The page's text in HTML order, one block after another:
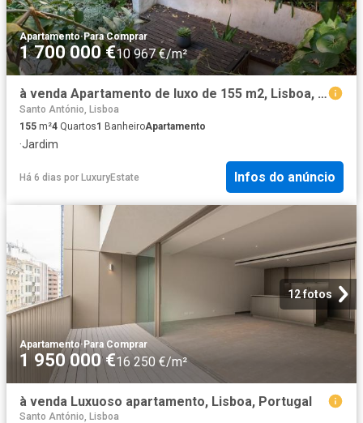
Apartamento·Para Comprar
1 700 000 €10 967 €/m²
à venda Apartamento de luxo de 155 m2, Lisboa, Portugal
Santo António, Lisboa
155 m²4 Quartos1 BanheiroApartamento
·Jardim
Há 6 dias por LuxuryEstate Infos do anúncio
12 fotos
Apartamento·Para Comprar
1 950 000 €16 250 €/m²
à venda Luxuoso apartamento, Lisboa, Portugal
Santo António, Lisboa